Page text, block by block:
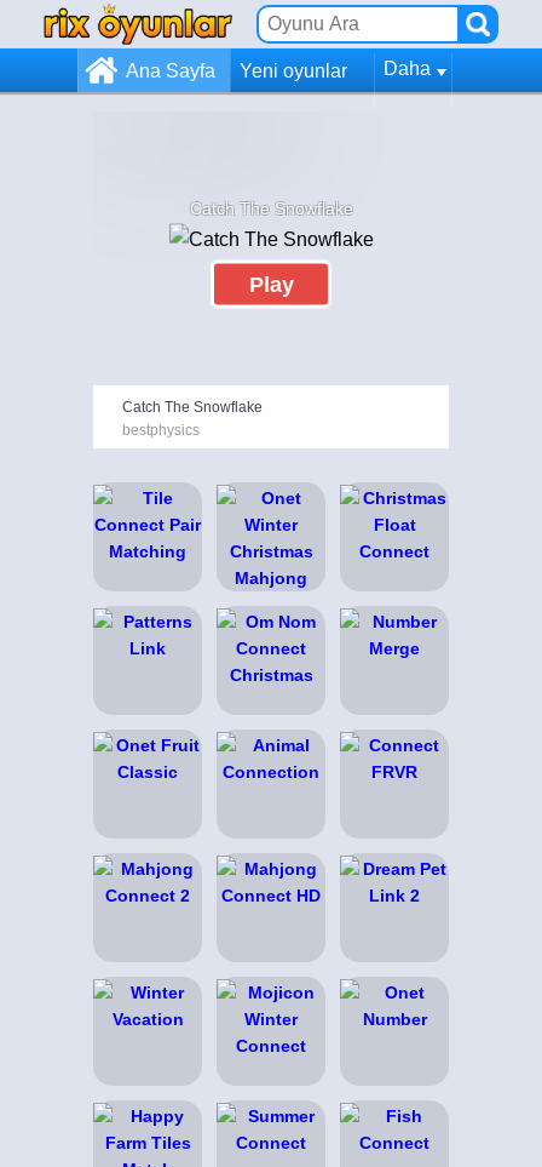
Ana Sayfa Yeni oyunlar Daha
Catch The Snowflake
Play
Catch The Snowflake
bestphysics